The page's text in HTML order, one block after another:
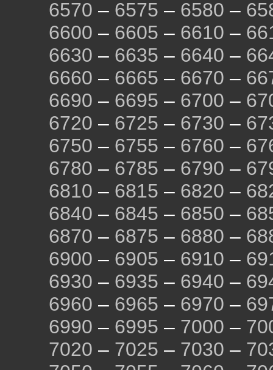
6570 – 6575 – 6580 –
6600 – 6605 – 6610 –
6630 – 6635 – 6640 –
6660 – 6665 – 6670 –
6690 – 6695 – 6700 –
6720 – 6725 – 6730 –
6750 – 6755 – 6760 –
6780 – 6785 – 6790 –
6810 – 6815 – 6820 –
6840 – 6845 – 6850 –
6870 – 6875 – 6880 –
6900 – 6905 – 6910 –
6930 – 6935 – 6940 –
6960 – 6965 – 6970 –
6990 – 6995 – 7000 –
7020 – 7025 – 7030 –